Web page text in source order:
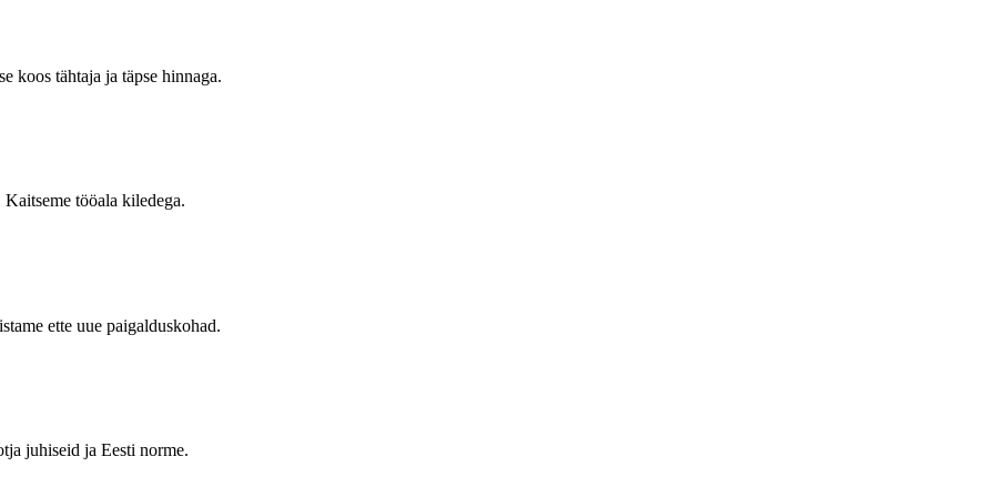
koos tähtaja ja täpse hinnaga.
tööala kiledega.
ette uue paigalduskohad.
juhiseid ja Eesti norme.